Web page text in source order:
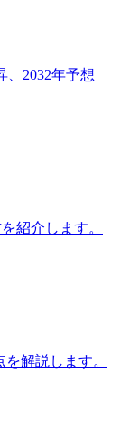
、2032年予想
紹介します。
解説します。